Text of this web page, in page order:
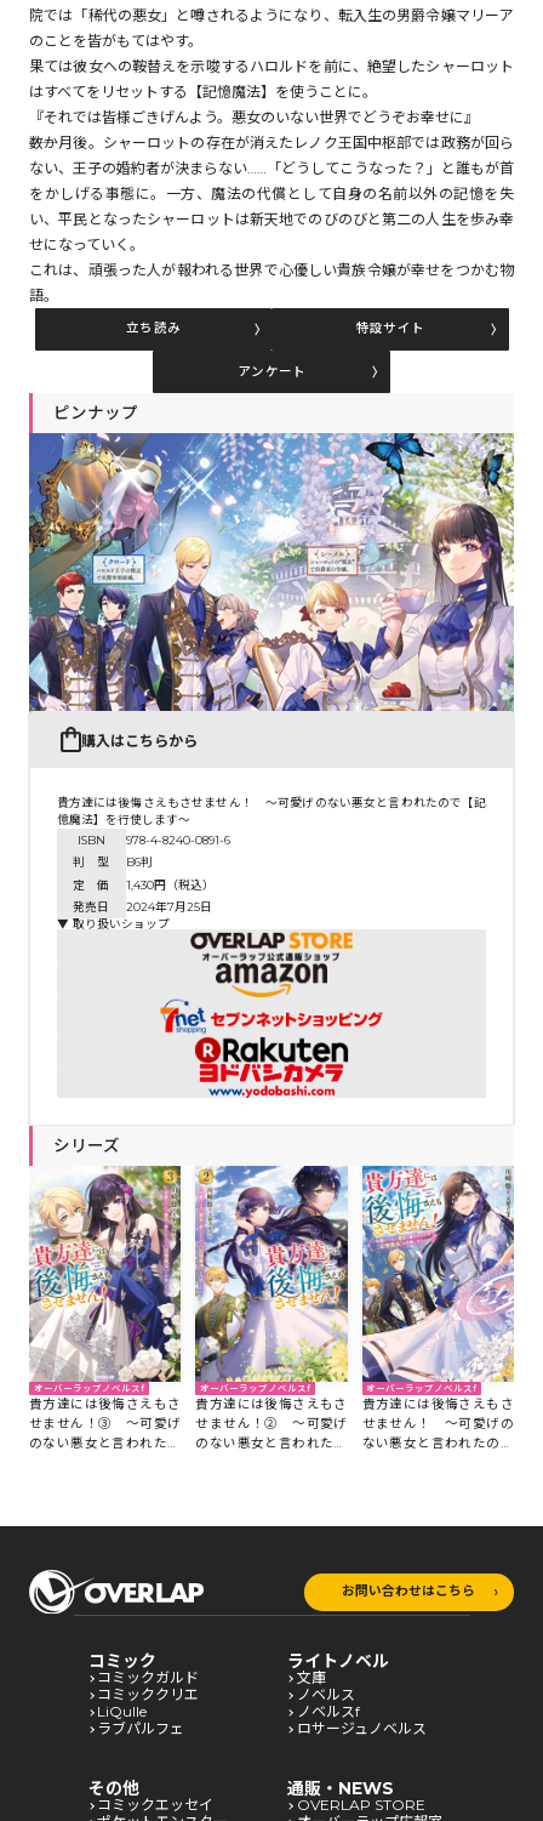
コミックパルフェ
コミックエッセイ
閉じる
院では「稀代の悪女」と噂されるようになり、転入生の男爵令嬢マリーア
のことを皆がもてはやす。
果ては彼女への鞍替えを示唆するハロルドを前に、絶望したシャーロット
はすべてをリセットする【記憶魔法】を使うことに。
『それでは皆様ごきげんよう。悪女のいない世界でどうぞお幸せに』
――数か月後。シャーロットの存在が消えたレノク王国中枢部では政務が回ら
ない、王子の婚約者が決まらない……「どうしてこうなった？」と誰もが首
をかしげる事態に。一方、魔法の代償として自身の名前以外の記憶を失
い、平民となったシャーロットは新天地でのびのびと第二の人生を歩み幸
せになっていく。
これは、頑張った人が報われる世界で心優しい貴族令嬢が幸せをつかむ物
語。
立ち読み 特設サイト
アンケート
ピンナップ
購入はこちらから
貴方達には後悔さえもさせません！ ～可愛げのない悪女と言われたので【記
憶魔法】を行使します～
ISBN
978-4-8240-0891-6
判 型
B6判
定 価
1,430円（税込）
発売日
2024年7月25日
▼ 取り扱いショップ
シリーズ
オーバーラップノベルスf
貴方達には後悔さえもさ
せません！③ ～可愛げ
のない悪女と言われたの
オーバーラップノベルスf
貴方達には後悔さえもさ
せません！② ～可愛げ
のない悪女と言われたの
オーバーラップノベルスf
貴方達には後悔さえもさ
せません！ ～可愛げの
ない悪女と言われたので
お問い合わせはこちら
コミック
コミックガルド
コミッククリエ
LiQulle
ラブパルフェ
ライトノベル
文庫
ノベルス
ノベルスf
ロサージュノベルス
その他
コミックエッセイ
通販・NEWS
OVERLAP STORE